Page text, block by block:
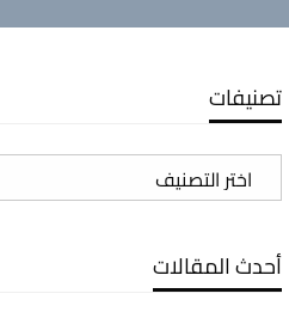
تصنيفات
تصنيفات
أحدث المقالات